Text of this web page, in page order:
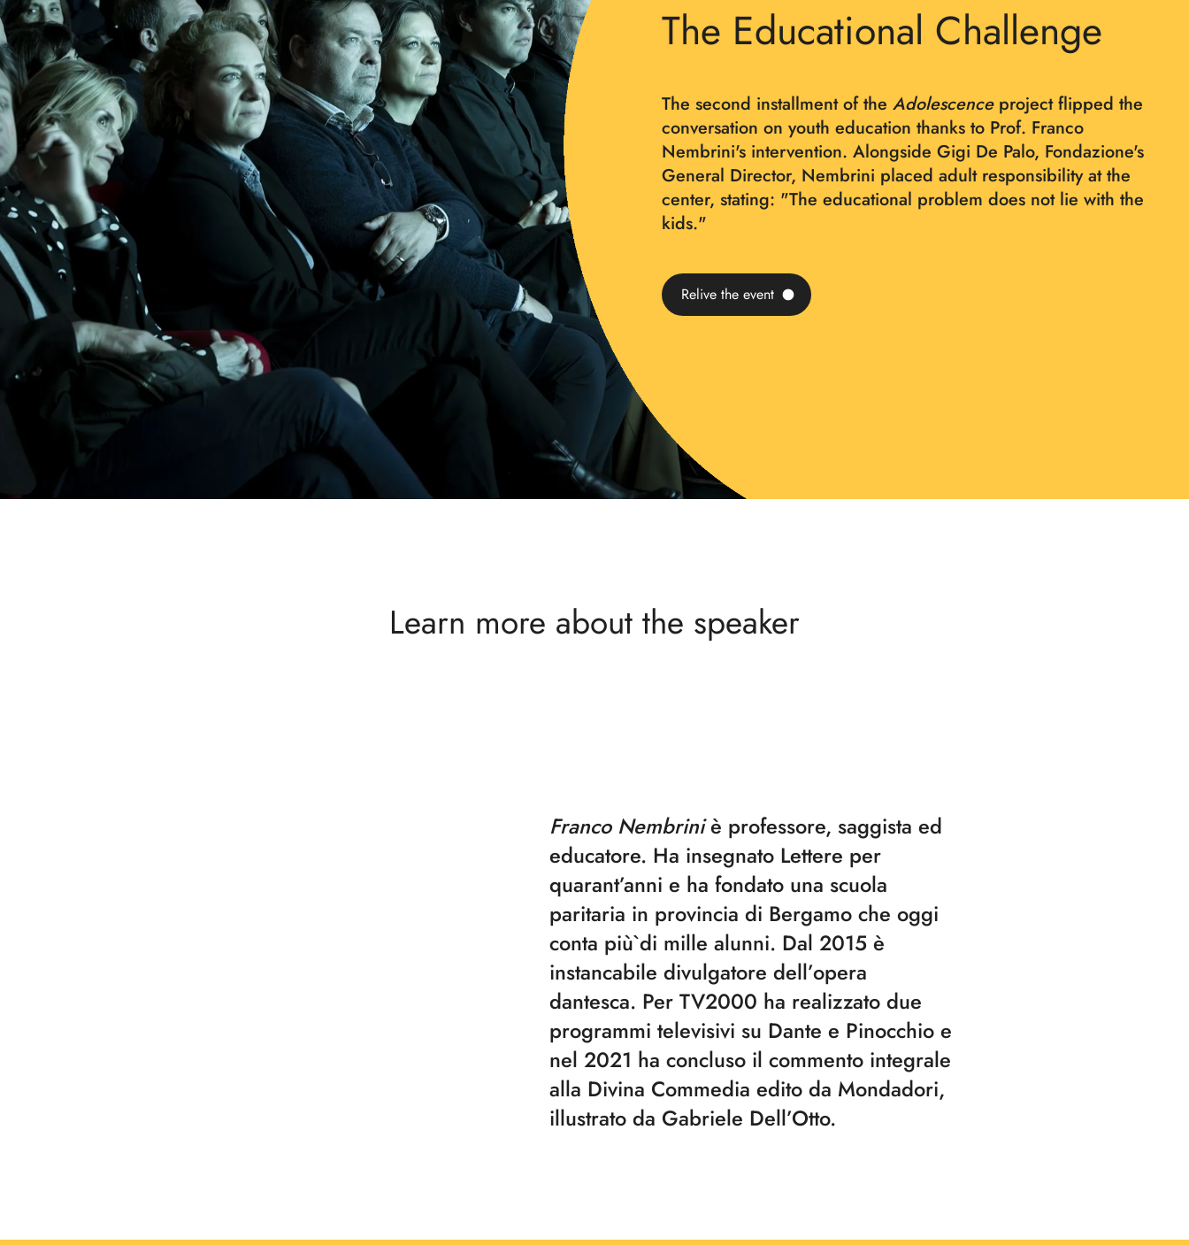
The Educational Challenge
The second installment of the Adolescenceproject flipped the
conversation on youth education thanks to Prof. Franco
Nembrini's intervention. Alongside Gigi De Palo, Fondazione's
General Director, Nembrini placed adult responsibility at the
center, stating: "The educational problem does not lie with the
kids."
Relive the event
Learn more about the speaker
Franco Nembriniè professore, saggista ed
educatore. Ha insegnato Lettere per
quarant’anni e ha fondato una scuola
paritaria in provincia di Bergamo che oggi
conta più̀ di mille alunni. Dal 2015 è
instancabile divulgatore dell’opera
dantesca. Per TV2000 ha realizzato due
programmi televisivi su Dante e Pinocchio e
nel 2021 ha concluso il commento integrale
alla Divina Commedia edito da Mondadori,
illustrato da Gabriele Dell’Otto.